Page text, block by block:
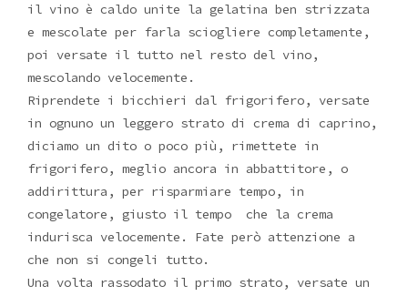
il vino è caldo unite la gelatina ben strizzata
e mescolate per farla sciogliere completamente,
poi versate il tutto nel resto del vino,
mescolando velocemente.
Riprendete i bicchieri dal frigorifero, versate
in ognuno un leggero strato di crema di caprino,
diciamo un dito o poco più, rimettete in
frigorifero, meglio ancora in abbattitore, o
addirittura, per risparmiare tempo, in
congelatore, giusto il tempo che la crema
indurisca velocemente. Fate però attenzione a
che non si congeli tutto.
Una volta rassodato il primo strato, versate un